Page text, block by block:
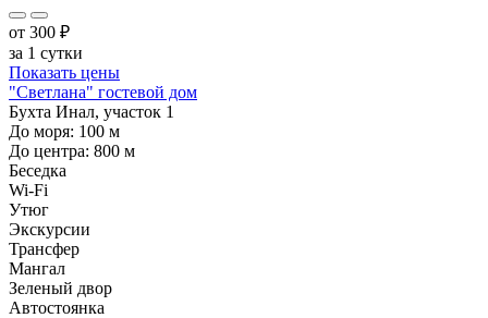
от 300 ₽
за 1 сутки
Показать цены
"Светлана" гостевой дом
Бухта Инал, участок 1
До моря: 100 м
До центра: 800 м
Беседка
Wi-Fi
Утюг
Экскурсии
Трансфер
Мангал
Зеленый двор
Автостоянка